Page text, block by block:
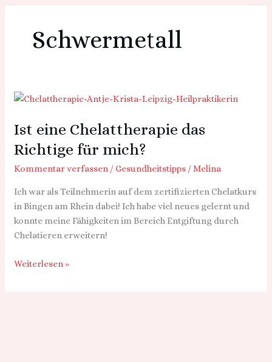
Schwermetall
Ist eine Chelattherapie das
Richtige für mich?
Kommentar verfassen / Gesundheitstipps /Melina
Ich war als Teilnehmerin auf dem zertifizierten Chelatkurs
in Bingen am Rhein dabei! Ich habe viel neues gelernt und
konnte meine Fähigkeiten im Bereich Entgiftung durch
Chelatieren erweitern!
Ist
Chelattherapie
Richtige
für
Weiterlesen »